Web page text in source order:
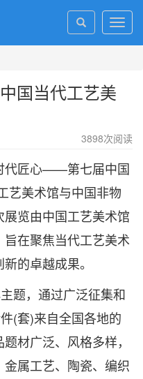
国当代工艺美
3898次阅读
匠心——第七届中国
艺美术馆与中国非物
览由中国工艺美术馆
在聚焦当代工艺美术
的卓越成果。
题，通过广泛征集和
(套)来自全国各地的
材广泛、风格多样，
属工艺、陶瓷、编织